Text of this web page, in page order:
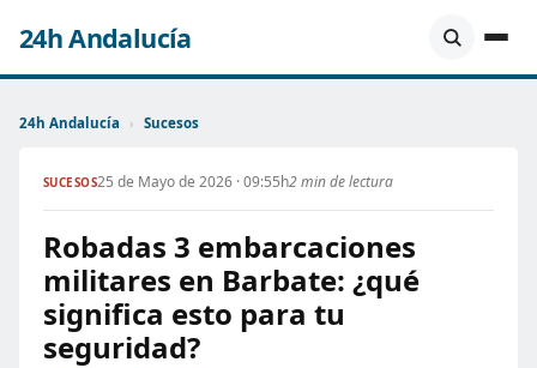
24h Andalucía
24h Andalucía › Sucesos
SUCESOS25 de Mayo de 2026 · 09:55h2 min de lectura
Robadas 3 embarcaciones
militares en Barbate: ¿qué
significa esto para tu
seguridad?